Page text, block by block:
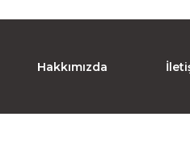
Hakkımızda